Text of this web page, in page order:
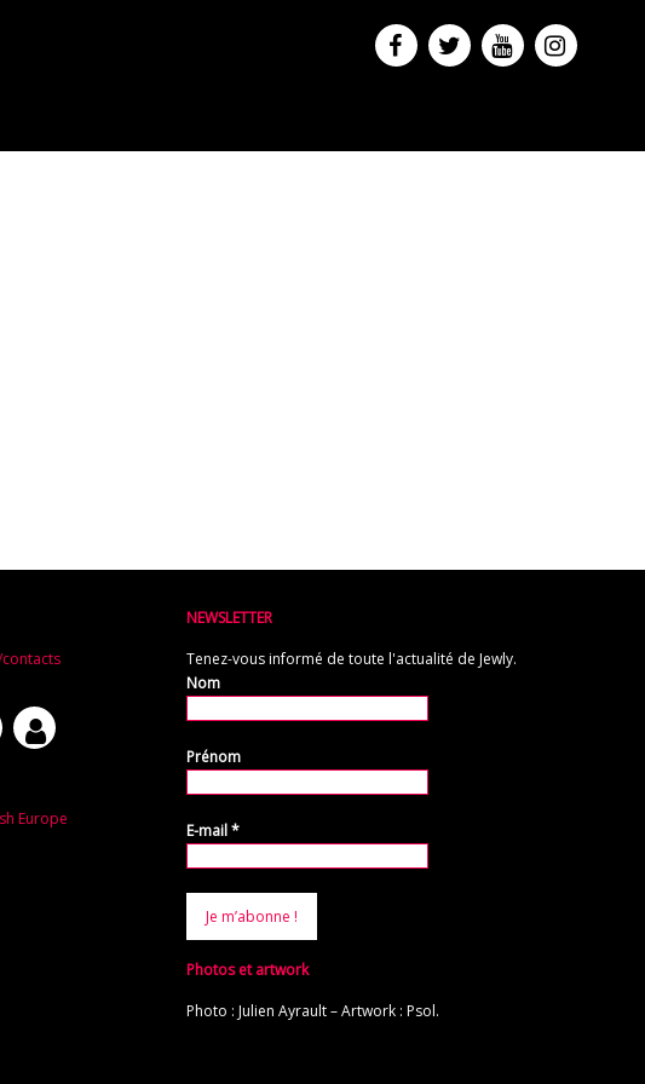
Europe
NEWSLETTER
Tenez-vous informé de toute l'actualité de Jewly.
Nom
Prénom
E-mail*
Photos et artwork
Photo : Julien Ayrault – Artwork : Psol.